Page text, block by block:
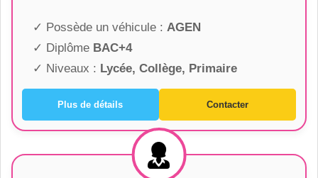
✓ Possède un véhicule : AGEN
✓ Diplôme BAC+4
✓ Niveaux : Lycée, Collège, Primaire
Plus de détails Contacter